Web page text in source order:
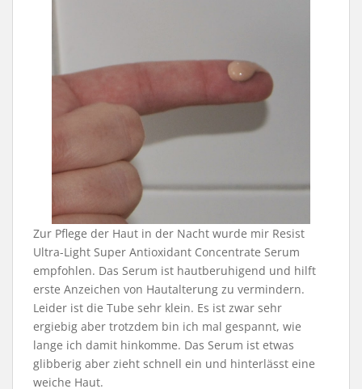
Zur Pflege der Haut in der Nacht wurde mir Resist
Ultra-Light Super Antioxidant Concentrate Serum
empfohlen. Das Serum ist hautberuhigend und hilft
erste Anzeichen von Hautalterung zu vermindern.
Leider ist die Tube sehr klein. Es ist zwar sehr
ergiebig aber trotzdem bin ich mal gespannt, wie
lange ich damit hinkomme. Das Serum ist etwas
glibberig aber zieht schnell ein und hinterlässt eine
weiche Haut.